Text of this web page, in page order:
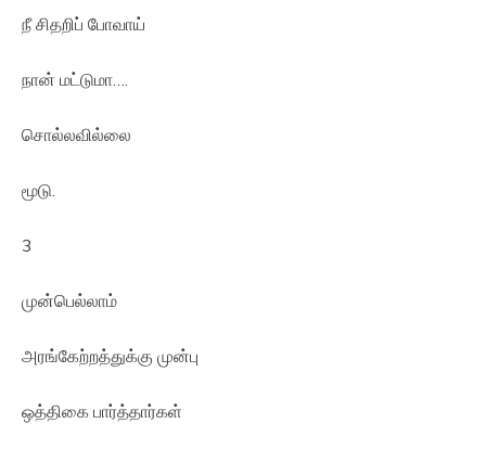
நீ சிதறிப் போவாய்
நான் மட்டுமா….
சொல்லவில்லை
மூடு.
3
முன்பெல்லாம்
அரங்கேற்றத்துக்கு முன்பு
ஒத்திகை பார்த்தார்கள்